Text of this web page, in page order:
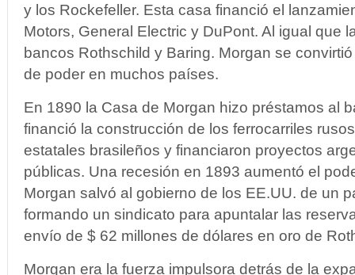
y los Rockefeller. Esta casa financió el
Motors, General Electric y DuPont. Al igual que
bancos Rothschild y Baring. Morgan se
de poder en muchos países.
En 1890 la Casa de Morgan hizo préstamos al
financió la construcción de los ferrocarriles
estatales brasileños y financiaron proyectos
públicas. Una recesión en 1893 aumentó el
Morgan salvó al gobierno de los EE.UU. de un
formando un sindicato para apuntalar las
envío de $ 62 millones de dólares en oro de
Morgan era la fuerza impulsora detrás de la